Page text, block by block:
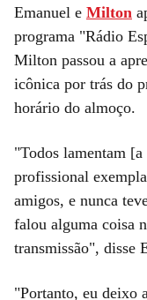
Emanuel e Milton
programa "Rádio
Milton passou a
icônica por trás do
horário do almoço.
"Todos lamentam
profissional
amigos, e nunca
falou alguma coisa
transmissão", disse
"Portanto, eu deixo